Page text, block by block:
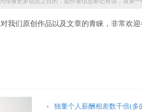
我们原创作品以及文章的青睐，非常欢
独董个人薪酬相差数千倍(多